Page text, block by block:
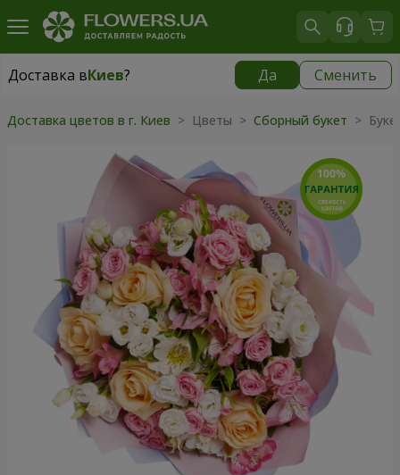
Доставка вКиев? Да Сменить
Доставка вКиев
Доставка цветов в г. Киев > Цветы > Сборный букет >